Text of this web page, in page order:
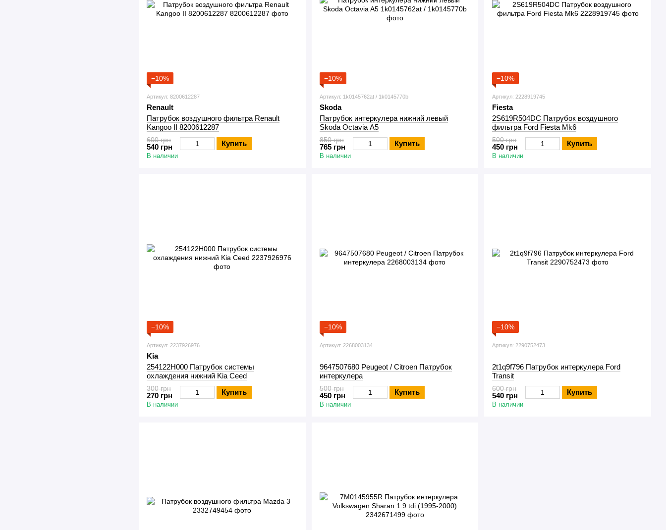
−10%
Артикул: 8200612287
Renault
Патрубок воздушного фильтра Renault
Kangoo II 8200612287
600 грн
540 грн Купить
В наличии
−10%
Артикул: 1k0145762at / 1k0145770b
Skoda
Патрубок интеркулера нижний левый
Skoda Octavia A5
850 грн
765 грн Купить
В наличии
−10%
Артикул: 2228919745
Fiesta
2S619R504DC Патрубок воздушного
фильтра Ford Fiesta Mk6
500 грн
450 грн Купить
В наличии
−10%
Артикул: 2237926976
Kia
254122H000 Патрубок системы
охлаждения нижний Kia Ceed
300 грн
270 грн Купить
В наличии
−10%
Артикул: 2268003134
9647507680 Peugeot / Citroen Патрубок
интеркулера
500 грн
450 грн Купить
В наличии
−10%
Артикул: 2290752473
2t1q9f796 Патрубок интеркулера Ford
Transit
600 грн
540 грн Купить
В наличии